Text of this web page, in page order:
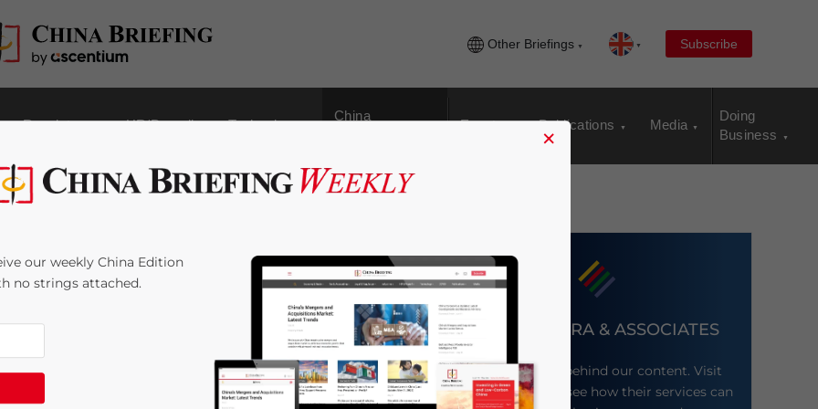
Other Briefings Subscribe
Regulatory HR/Payroll Technology
China
Events Publications Media
Doing
Business
bei der CCC
das After Sales
DEZAN SHIRA & ASSOCIATES
Meet the firm behind our content. Visit
their website to see how their services can
×
our weekly China Edition
no strings attached.